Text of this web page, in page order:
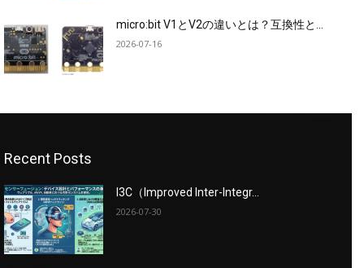
micro:bit V1とV2の違いとは？互換性と...
2026-07-16
Recent Posts
I3C（Improved Inter-Integr...
2026-07-30